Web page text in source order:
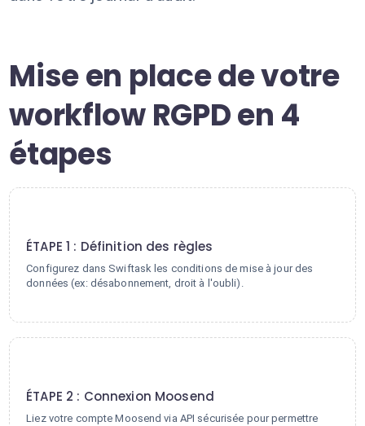
Mise en place de votre
workflow RGPD en 4
étapes
ÉTAPE 1 : Définition des règles
Configurez dans Swiftask les conditions de mise à jour des
données (ex: désabonnement, droit à l'oubli).
ÉTAPE 2 : Connexion Moosend
Liez votre compte Moosend via API sécurisée pour permettre